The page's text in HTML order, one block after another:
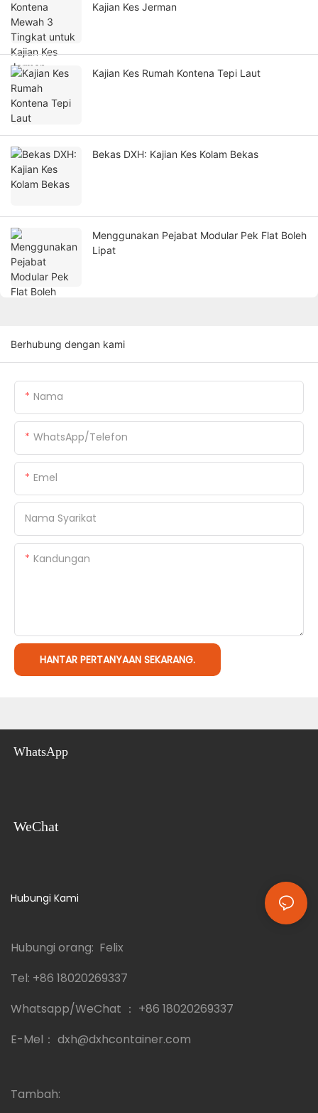
Kajian Kes Jerman
Kajian Kes Rumah Kontena Tepi Laut
Bekas DXH: Kajian Kes Kolam Bekas
Menggunakan Pejabat Modular Pek Flat Boleh
Lipat
Berhubung dengan kami
Nama
WhatsApp/Telefon
Emel
Nama Syarikat
Kandungan
HANTAR PERTANYAAN SEKARANG.
WhatsApp
WeChat
Hubungi Kami
Hubungi orang: Felix
Tel: +86 18020269337
Whatsapp/WeChat ： +86 18020269337
E-Mel： dxh@dxhcontainer.com
Tambah: